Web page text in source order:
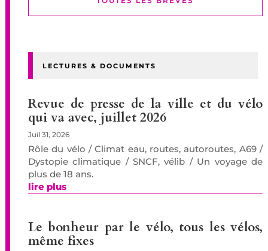
LECTURES & DOCUMENTS
Revue de presse de la ville et du vélo
qui va avec, juillet 2026
Juil 31, 2026
Rôle du vélo / Climat eau, routes, autoroutes, A69 /
Dystopie climatique / SNCF, vélib / Un voyage de
plus de 18 ans.
lire plus
Le bonheur par le vélo, tous les vélos,
même fixes